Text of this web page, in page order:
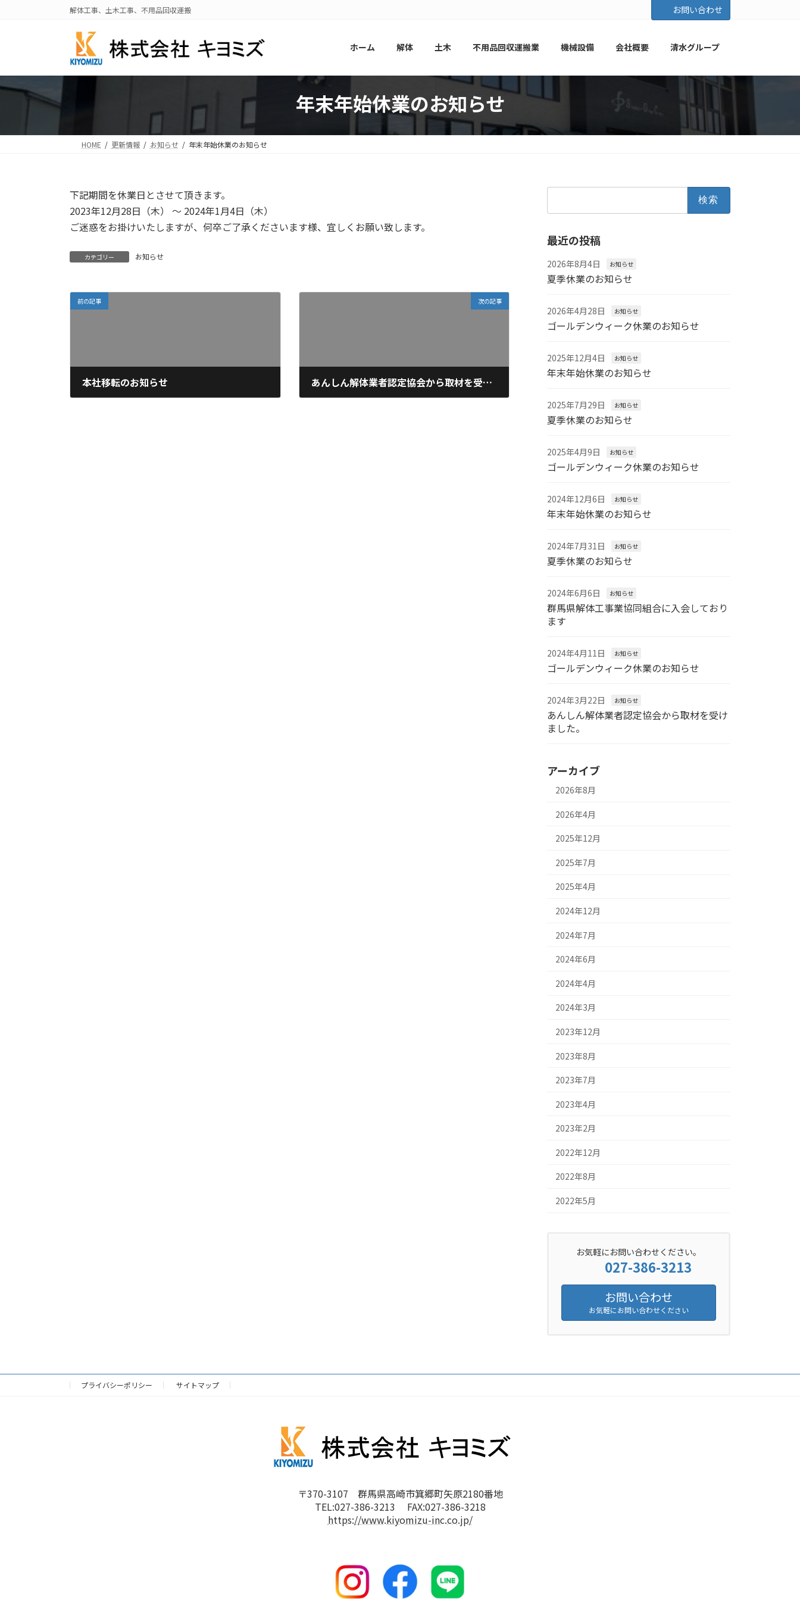
へ
ス
プ
ョ
ン
動
解体工事、土木工事、不用品回収運搬 お問い合わせ
ホーム 解体 土木 不用品回収運搬業 機械設備 会社概要 清水グループ
年末年始休業のお知らせ
HOME 更新情報 お知らせ 年末年始休業のお知らせ
下記期間を休業日とさせて頂きます。
2023年12月28日（木） ～ 2024年1月4日（木）
ご迷惑をお掛けいたしますが、何卒ご了承くださいます様、宜しくお願い致します。
カテゴリー お知らせ
前の記事
本社移転のお知らせ
次の記事
あんしん解体業者認定協会から取材を受けました。
最近の投稿
2026年8月4日 お知らせ
夏季休業のお知らせ
2026年4月28日 お知らせ
ゴールデンウィーク休業のお知らせ
2025年12月4日 お知らせ
年末年始休業のお知らせ
2025年7月29日 お知らせ
夏季休業のお知らせ
2025年4月9日 お知らせ
ゴールデンウィーク休業のお知らせ
2024年12月6日 お知らせ
年末年始休業のお知らせ
2024年7月31日 お知らせ
夏季休業のお知らせ
2024年6月6日 お知らせ
群馬県解体工事業協同組合に入会しており
ます
2024年4月11日 お知らせ
ゴールデンウィーク休業のお知らせ
2024年3月22日 お知らせ
あんしん解体業者認定協会から取材を受け
ました。
アーカイブ
2026年8月
2026年4月
2025年12月
2025年7月
2025年4月
2024年12月
2024年7月
2024年6月
2024年4月
2024年3月
2023年12月
2023年8月
2023年7月
2023年4月
2023年2月
2022年12月
2022年8月
2022年5月
お気軽にお問い合わせください。
027-386-3213
お問い合わせ
お気軽にお問い合わせください
プライバシーポリシー サイトマップ
〒370-3107 群馬県高崎市箕郷町矢原2180番地
TEL:027-386-3213 FAX:027-386-3218
https://www.kiyomizu-inc.co.jp/